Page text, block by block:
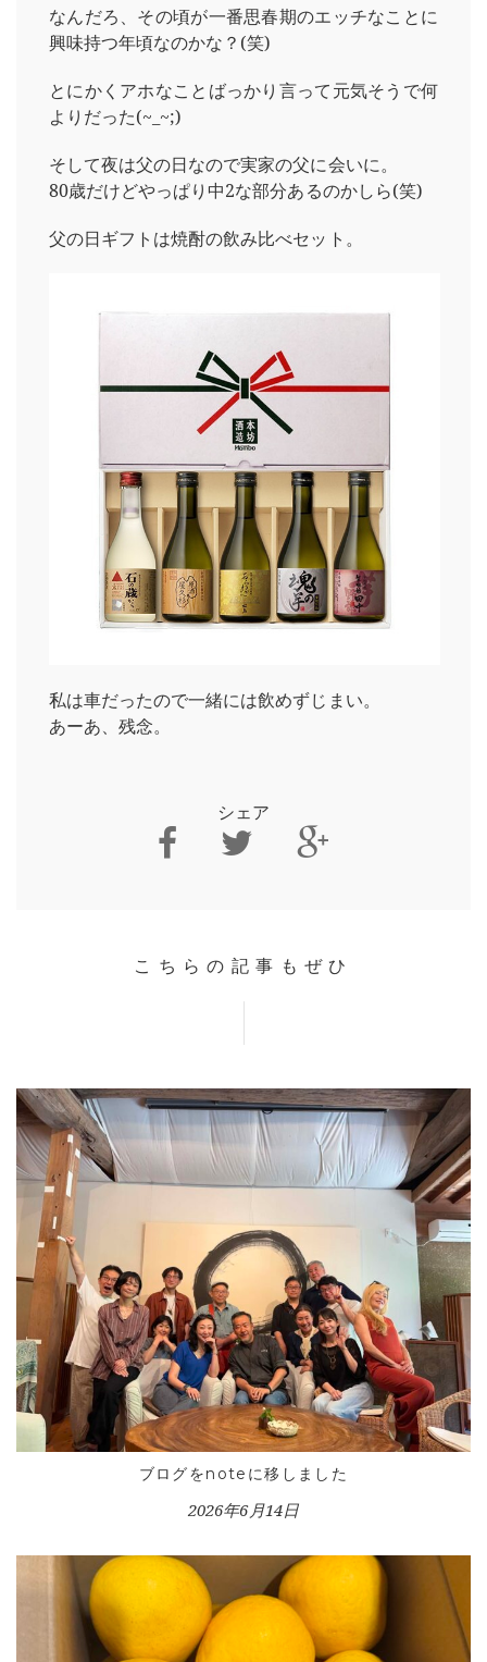
HOME
なんだろ、その頃が一番思春期のエッチなことに
興味持つ年頃なのかな？(笑)
とにかくアホなことばっかり言って元気そうで何
よりだった(~_~;)
そして夜は父の日なので実家の父に会いに。
80歳だけどやっぱり中2な部分あるのかしら(笑)
父の日ギフトは焼酎の飲み比べセット。
私は車だったので一緒には飲めずじまい。
あーあ、残念。
シェア
こちらの記事もぜひ
ブログをnoteに移しました
2026年6月14日